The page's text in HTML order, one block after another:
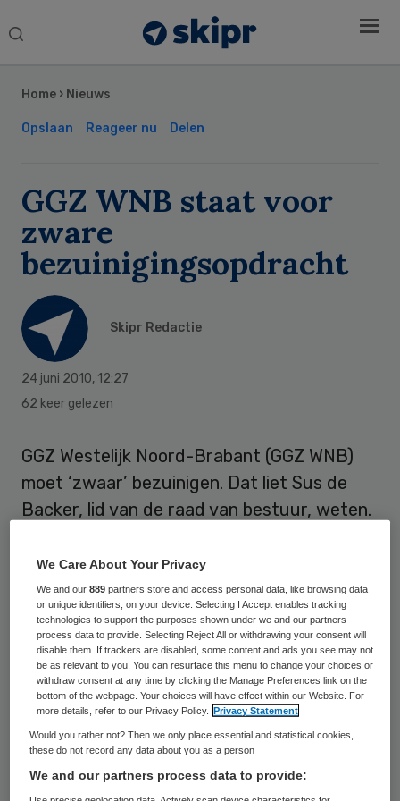
Search
Home › Nieuws
Opslaan Reageer nu Delen
GGZ WNB staat voor
zware
bezuinigingsopdracht
Skipr Redactie
24 juni 2010, 12:27
62 keer gelezen
GGZ Westelijk Noord-Brabant (GGZ WNB)
moet ‘zwaar’ bezuinigen. Dat liet Sus de
Backer, lid van de raad van bestuur, weten.
voortdurende groei van GGZ WNB. “Daar is
geen geld meer voor”, aldus De Backer in
BN de Stem.
Bezuinigingen
Welke bedragen gemoeid zijn met de
bezuinigingen of op welke manier GGZ WNB
wil bezuinigen is onduidelijk. De organisatie
Sidebar
We Care About Your Privacy
We and our889 partners store and access personal data, like browsing data
or unique identifiers, on your device. Selecting I Accept enables tracking
technologies to support the purposes shown under we and our partners
process data to provide. Selecting Reject All or withdrawing your consent will
disable them. If trackers are disabled, some content and ads you see may not
be as relevant to you. You can resurface this menu to change your choices or
withdraw consent at any time by clicking the Manage Preferences link on the
bottom of the webpage. Your choices will have effect within our Website. For
more details, refer to our Privacy Policy.
Privacy Statement
Would you rather not? Then we only place essential and statistical cookies,
these do not record any data about you as a person
We and our partners process data to provide: